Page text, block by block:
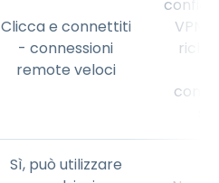
Clicca e connettiti
- connessioni
remote veloci
VPN
Sì, può utilizzare